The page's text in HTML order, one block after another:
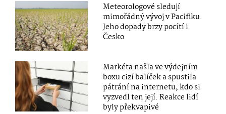
Meteorologové sledují
mimořádný vývoj v Pacifiku.
Jeho dopady brzy pocítí i
Česko
Markéta našla ve výdejním
boxu cizí balíček a spustila
pátrání na internetu, kdo si
vyzvedl ten její. Reakce lidí
byly překvapivé